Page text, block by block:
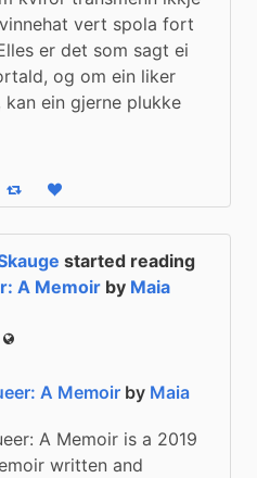
vert spola fort
er det som sagt ei
og om ein liker
ein gjerne plukke
Boost statusLike status
started reading
A Memoir by Maia
Public
A Memoir by Maia
A Memoir is a 2019
written and